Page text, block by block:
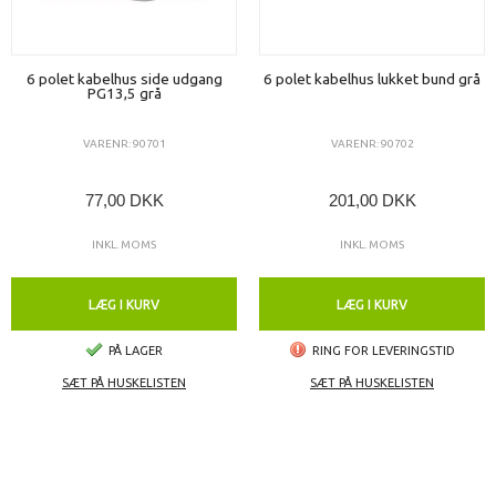
6 polet kabelhus side udgang
PG13,5 grå
VARENR: 90701
77,00 DKK
INKL. MOMS
LÆG I KURV
PÅ LAGER
SÆT PÅ HUSKELISTEN
6 polet kabelhus lukket bund grå
VARENR: 90702
201,00 DKK
INKL. MOMS
LÆG I KURV
RING FOR LEVERINGSTID
SÆT PÅ HUSKELISTEN